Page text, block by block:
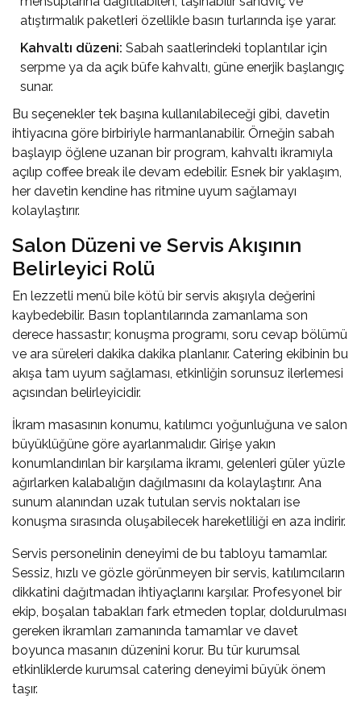
atıştırmalık paketleri özellikle basın turlarında işe yarar.
Kahvaltı düzeni: Sabah saatlerindeki toplantılar için
serpme ya da açık büfe kahvaltı, güne enerjik başlangıç
sunar.
Bu seçenekler tek başına kullanılabileceği gibi, davetin
ihtiyacına göre birbiriyle harmanlanabilir. Örneğin sabah
başlayıp öğlene uzanan bir program, kahvaltı ikramıyla
açılıp coffee break ile devam edebilir. Esnek bir yaklaşım,
her davetin kendine has ritmine uyum sağlamayı
kolaylaştırır.
Salon Düzeni ve Servis Akışının
Belirleyici Rolü
En lezzetli menü bile kötü bir servis akışıyla değerini
kaybedebilir. Basın toplantılarında zamanlama son
derece hassastır; konuşma programı, soru cevap bölümü
ve ara süreleri dakika dakika planlanır. Catering ekibinin bu
akışa tam uyum sağlaması, etkinliğin sorunsuz ilerlemesi
açısından belirleyicidir.
İkram masasının konumu, katılımcı yoğunluğuna ve salon
büyüklüğüne göre ayarlanmalıdır. Girişe yakın
konumlandırılan bir karşılama ikramı, gelenleri güler yüzle
ağırlarken kalabalığın dağılmasını da kolaylaştırır. Ana
sunum alanından uzak tutulan servis noktaları ise
konuşma sırasında oluşabilecek hareketliliği en aza indirir.
Servis personelinin deneyimi de bu tabloyu tamamlar.
Sessiz, hızlı ve gözle görünmeyen bir servis, katılımcıların
dikkatini dağıtmadan ihtiyaçlarını karşılar. Profesyonel bir
ekip, boşalan tabakları fark etmeden toplar, doldurulması
gereken ikramları zamanında tamamlar ve davet
boyunca masanın düzenini korur. Bu tür kurumsal
etkinliklerde kurumsal catering deneyimi büyük önem
taşır.